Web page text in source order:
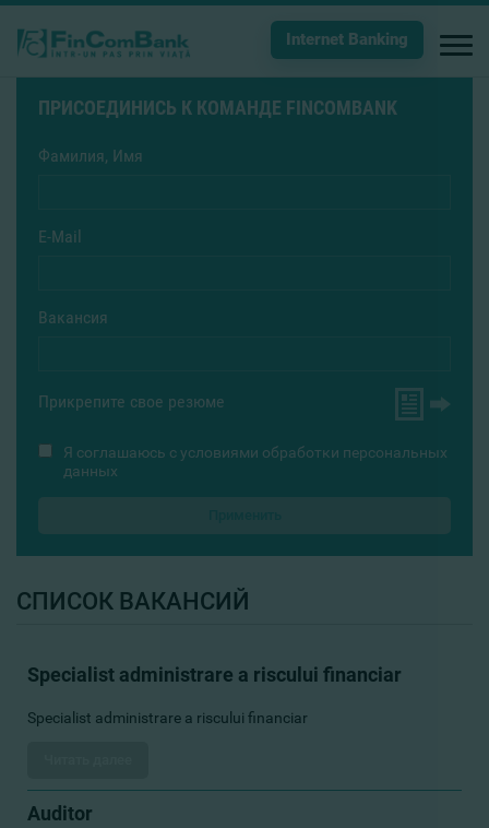
Internet Banking
ПРИСОЕДИНИСЬ К КОМАНДЕ FINCOMBANK
Фамилия, Имя
E-Mail
Вакансия
Прикрепите свое резюме
Я соглашаюсь с условиями обработки персональных
данных
СПИСОК ВАКАНСИЙ
Specialist administrare a riscului financiar
Specialist administrare a riscului financiar
Auditor